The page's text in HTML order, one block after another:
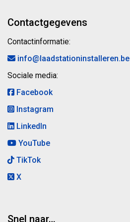
Contactgegevens
Contactinformatie:
info@laadstationinstalleren.be
Sociale media:
Facebook
Instagram
LinkedIn
YouTube
TikTok
X
Snel naar…